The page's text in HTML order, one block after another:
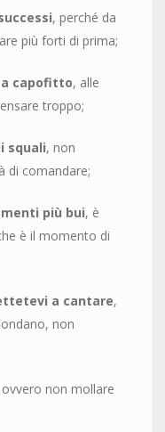
, perché da
più forti di prima;
capofitto, alle
troppo;
squali, non
di comandare;
più bui, è
è il momento di
a cantare,
non
ovvero non mollare